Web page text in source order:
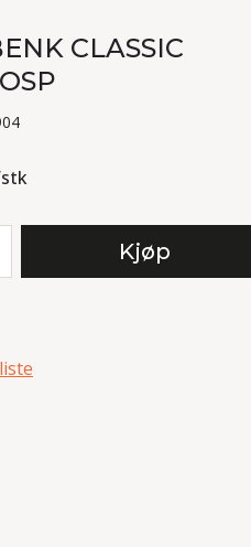
CLASSIC
stk
Kjøp